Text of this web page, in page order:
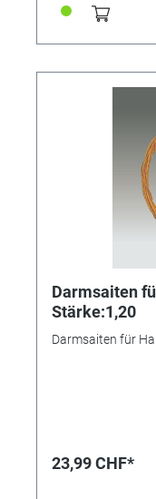
Darmsaiten
Stärke:1,20
Darmsaiten für
23,99 CHF*